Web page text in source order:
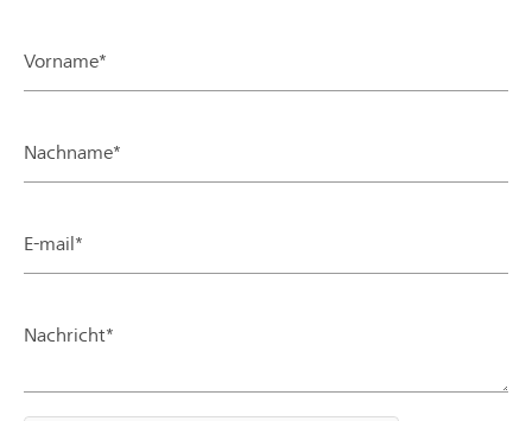
Vorname*
Nachname*
E-mail*
Nachricht*